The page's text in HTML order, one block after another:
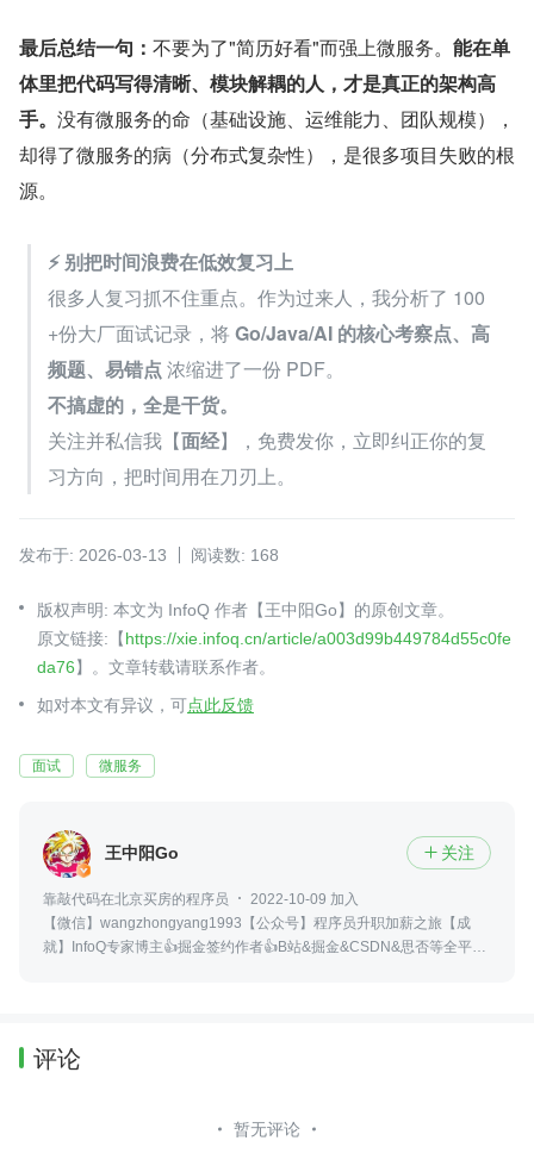
最后总结一句： 不要为了"简历好看"而强上微服务。 能在单
体里把代码写得清晰、模块解耦的人，才是真正的架构高
手。 没有微服务的命（基础设施、运维能力、团队规模），
却得了微服务的病（分布式复杂性），是很多项目失败的根
源。
⚡️ 别把时间浪费在低效复习上
很多人复习抓不住重点。作为过来人，我分析了 100
+份大厂面试记录，将 Go/Java/AI 的核心考察点、高
频题、易错点 浓缩进了一份 PDF。
不搞虚的，全是干货。
关注并私信我【面经】，免费发你，立即纠正你的复
习方向，把时间用在刀刃上。
发布于: 2026-03-13 阅读数: 168
版权声明: 本文为 InfoQ 作者【王中阳Go】的原创文章。
原文链接:【https://xie.infoq.cn/article/a003d99b449784d55c0fe
da76】。文章转载请联系作者。
如对本文有异议，可点此反馈
面试 微服务
王中阳Go  关注
靠敲代码在北京买房的程序员
2022-10-09 加入
【微信】wangzhongyang1993【公众号】程序员升职加薪之旅【成
就】InfoQ专家博主👍掘金签约作者👍B站&掘金&CSDN&思否等全平台
评论
暂无评论